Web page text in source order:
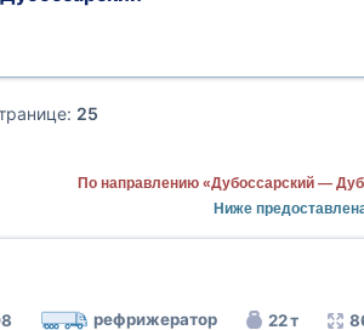
25
По направлению «Дубоссарский —
Ниже
рефрижератор 22 т